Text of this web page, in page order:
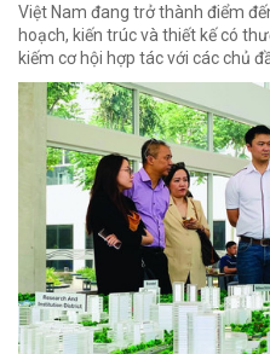
Việt Nam đang trở thành điểm
hoạch, kiến trúc và thiết kế có
kiếm cơ hội hợp tác với các chủ